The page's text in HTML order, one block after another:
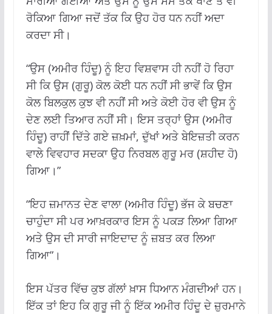
ਰੋਕਿਆ ਗਿਆ ਜਦੋਂ ਤੱਕ ਕਿ ਉਹ ਹੋਰ ਧਨ ਨਹੀਂ ਅਦਾ
ਕਰਦਾ ਸੀ।
“ਉਸ (ਅਮੀਰ ਹਿੰਦੂ) ਨੂੰ ਇਹ ਵਿਸ਼ਵਾਸ ਹੀ ਨਹੀਂ ਹੋ ਰਿਹਾ
ਸੀ ਕਿ ਉਸ (ਗੁਰੂ) ਕੋਲ ਕੋਈ ਧਨ ਨਹੀਂ ਸੀ ਭਾਵੇਂ ਕਿ ਉਸ
ਕੋਲ ਬਿਲਕੁਲ ਕੁਝ ਵੀ ਨਹੀਂ ਸੀ ਅਤੇ ਕੋਈ ਹੋਰ ਵੀ ਉਸ ਨੂੰ
ਦੇਣ ਲਈ ਤਿਆਰ ਨਹੀਂ ਸੀ। ਇਸ ਤਰ੍ਹਾਂ ਉਸ (ਅਮੀਰ
ਹਿੰਦੂ) ਰਾਹੀਂ ਦਿੱਤੇ ਗਏ ਜ਼ਖ਼ਮਾਂ, ਦੁੱਖਾਂ ਅਤੇ ਬੇਇਜ਼ਤੀ ਕਰਨ
ਵਾਲੇ ਵਿਵਹਾਰ ਸਦਕਾ ਉਹ ਨਿਰਬਲ ਗੁਰੂ ਮਰ (ਸ਼ਹੀਦ ਹੋ)
ਗਿਆ।”
“ਇਹ ਜ਼ਮਾਨਤ ਦੇਣ ਵਾਲਾ (ਅਮੀਰ ਹਿੰਦੂ) ਭੱਜ ਕੇ ਬਚਣਾ
ਚਾਹੁੰਦਾ ਸੀ ਪਰ ਆਖ਼ਰਕਾਰ ਇਸ ਨੂੰ ਪਕੜ ਲਿਆ ਗਿਆ
ਅਤੇ ਉਸ ਦੀ ਸਾਰੀ ਜਾਇਦਾਦ ਨੂੰ ਜ਼ਬਤ ਕਰ ਲਿਆ
ਗਿਆ”।
ਇਸ ਪੱਤਰ ਵਿੱਚ ਕੁਝ ਗੱਲਾਂ ਖ਼ਾਸ ਧਿਆਨ ਮੰਗਦੀਆਂ ਹਨ।
ਇੱਕ ਤਾਂ ਇਹ ਕਿ ਗੁਰੂ ਜੀ ਨੂੰ ਇੱਕ ਅਮੀਰ ਹਿੰਦੂ ਦੇ ਜ਼ੁਰਮਾਨੇ